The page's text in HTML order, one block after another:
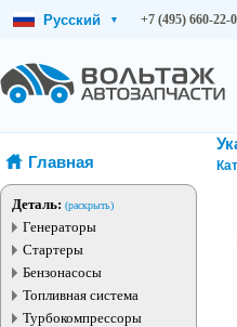
Русский ▾ +7 (495) 660-22-
Главная
Деталь: (раскрыть)
Генераторы
Стартеры
Бензонасосы
Топливная система
Турбокомпрессоры